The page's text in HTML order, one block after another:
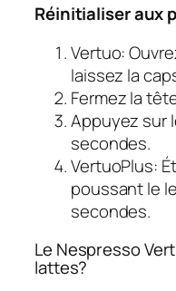
Réinitialiser aux
Vertuo:
laissez la
Fermez la
Appuyez sur
secondes.
VertuoPlus:
poussant le
secondes.
Le Nespresso
lattes?